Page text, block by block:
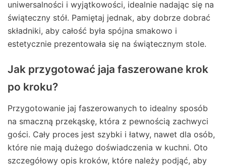
uniwersalności i wyjątkowości, idealnie nadając się na
świąteczny stół. Pamiętaj jednak, aby dobrze dobrać
składniki, aby całość była spójna smakowo i
estetycznie prezentowała się na świątecznym stole.
Jak przygotować jaja faszerowane krok
po kroku?
Przygotowanie jaj faszerowanych to idealny sposób
na smaczną przekąskę, która z pewnością zachwyci
gości. Cały proces jest szybki i łatwy, nawet dla osób,
które nie mają dużego doświadczenia w kuchni. Oto
szczegółowy opis kroków, które należy podjąć, aby